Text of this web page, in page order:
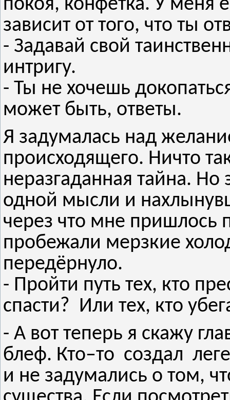
покоя, конфетка. У меня
зависит от того, что ты
- Задавай свой
интригу.
- Ты не хочешь
может быть, ответы.
Я задумалась над
происходящего. Ничто
неразгаданная тайна. Но
одной мысли и
через что мне пришлось
пробежали мерзкие
передёрнуло.
- Пройти путь тех, кто
спасти? Или тех, кто
- А вот теперь я скажу
блеф. Кто–то создал
и не задумались о том,